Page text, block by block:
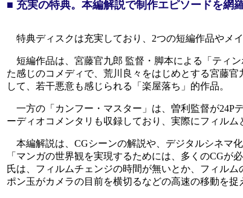
■ 充実の特典。本編解説で制作エピソードを網
特典ディスクは充実しており、2つの短編作品やメ
短編作品は、宮藤官九郎 監督・脚本による「ティ
た感じのコメディで、荒川良々をはじめとする宮藤
して、若干悪意も感じられる「楽屋落ち」的作品。
一方の「カンフー・マスター」は、曽利監督が24P
ーディオコメンタリも収録しており、実際にフィル
本編解説は、CGシーンの解説や、デジタルシネマ
「マンガの世界観を実現するためには、多くのCG
氏は、フィルムチェンジの時間が無いとか、フィル
ポン玉がカメラの目前を横切るなどの高速の移動を捉